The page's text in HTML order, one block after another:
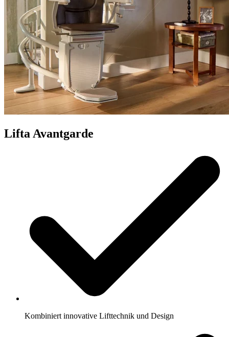
Lifta Avantgarde
Kombiniert innovative Lifttechnik und Design